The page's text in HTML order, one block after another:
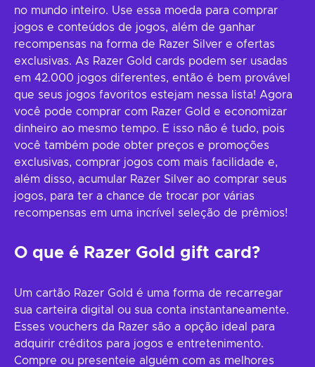
no mundo inteiro. Use essa moeda para comprar
jogos e conteúdos de jogos, além de ganhar
recompensas na forma de Razer Silver e ofertas
exclusivas. As Razer Gold cards podem ser usadas
em 42.000 jogos diferentes, então é bem provável
que seus jogos favoritos estejam nessa lista! Agora
você pode comprar com Razer Gold e economizar
dinheiro ao mesmo tempo. E isso não é tudo, pois
você também pode obter preços e promoções
exclusivas, comprar jogos com mais facilidade e,
além disso, acumular Razer Silver ao comprar seus
jogos, para ter a chance de trocar por várias
recompensas em uma incrível seleção de prêmios!
O que é Razer Gold gift card?
Um cartão Razer Gold é uma forma de recarregar
sua carteira digital ou sua conta instantaneamente.
Esses vouchers da Razer são a opção ideal para
adquirir créditos para jogos e entretenimento.
Compre ou presenteie alguém com as melhores